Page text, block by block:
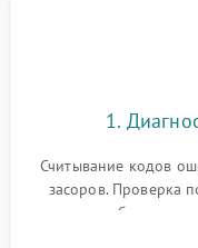
циркуляционным
1.
Считывание кодов
засоров. Проверка
жалоб на